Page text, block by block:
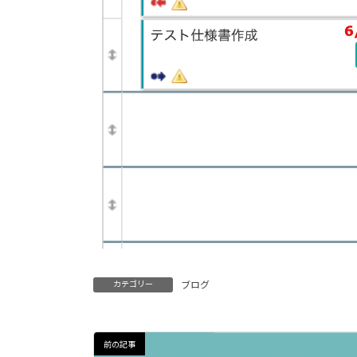
カテゴリー ブログ
前の記事